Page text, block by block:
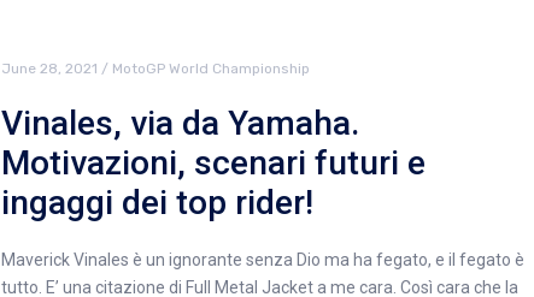
June 28, 2021 / MotoGP World Championship
Vinales, via da Yamaha.
Motivazioni, scenari futuri e
ingaggi dei top rider!
Maverick Vinales è un ignorante senza Dio ma ha fegato, e il fegato è
tutto. E’ una citazione di Full Metal Jacket a me cara. Così cara che la